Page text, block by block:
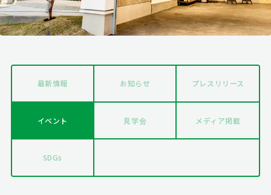
最新情報 お知らせ プレスリリース
イベント 見学会 メディア掲載
SDGs